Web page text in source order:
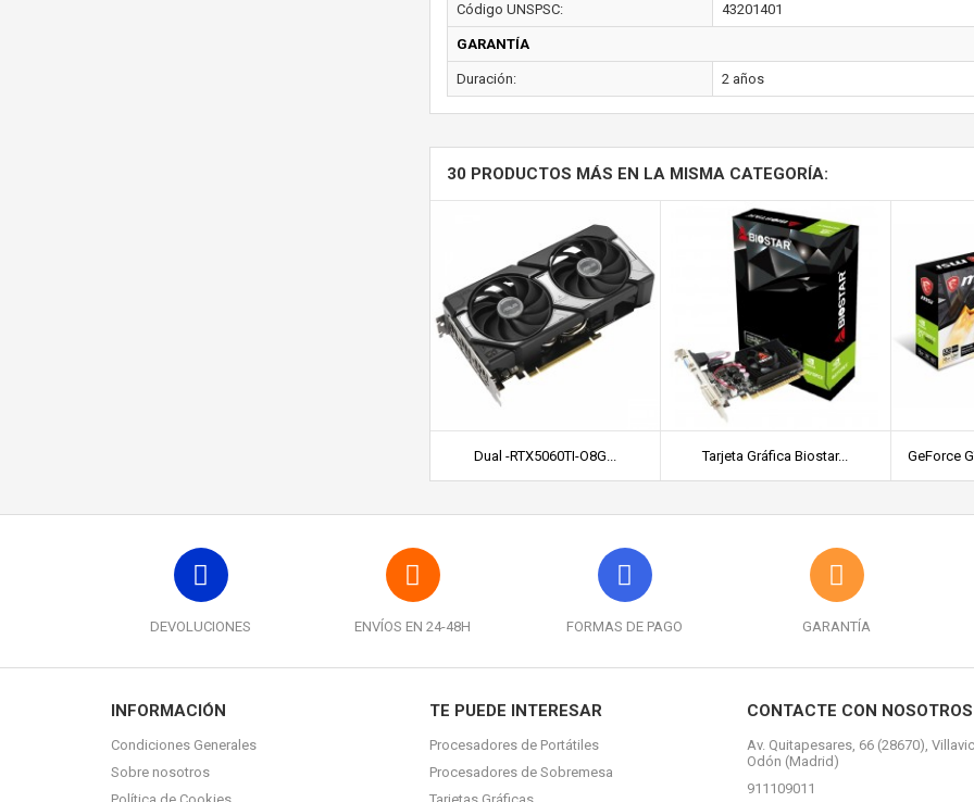
Código UNSPSC: 43201401
GARANTÍA
Duración: 2 años
30 PRODUCTOS MÁS EN LA MISMA CATEGORÍA:
Dual -RTX5060TI-O8G... Tarjeta Gráfica Biostar... GeForce
DEVOLUCIONES ENVÍOS EN 24-48H FORMAS DE PAGO GARANTÍA
INFORMACIÓN
Condiciones Generales
Sobre nosotros
TE PUEDE INTERESAR
Procesadores de Portátiles
Procesadores de Sobremesa
CONTACTE CON NOSOTROS
Av. Quitapesares, 66 (28670),
Odón (Madrid)
911109011